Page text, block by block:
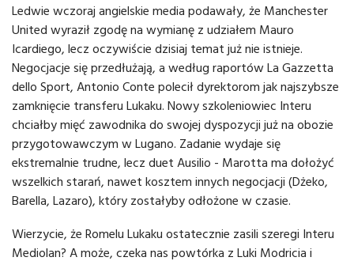
Ledwie wczoraj angielskie media podawały, że Manchester
United wyraził zgodę na wymianę z udziałem Mauro
Icardiego, lecz oczywiście dzisiaj temat już nie istnieje.
Negocjacje się przedłużają, a według raportów La Gazzetta
dello Sport, Antonio Conte polecił dyrektorom jak najszybsze
zamknięcie transferu Lukaku. Nowy szkoleniowiec Interu
chciałby mięć zawodnika do swojej dyspozycji już na obozie
przygotowawczym w Lugano. Zadanie wydaje się
ekstremalnie trudne, lecz duet Ausilio - Marotta ma dołożyć
wszelkich starań, nawet kosztem innych negocjacji (Dżeko,
Barella, Lazaro), który zostałyby odłożone w czasie.
Wierzycie, że Romelu Lukaku ostatecznie zasili szeregi Interu
Mediolan? A może, czeka nas powtórka z Luki Modricia i